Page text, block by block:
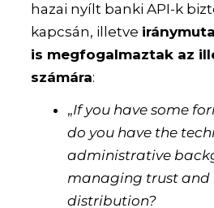
hazai nyílt banki API-k
kapcsán, illetve
is megfogalmaztak az
számára:
„If you have some
do you have the
administrative
managing trust and
distribution?